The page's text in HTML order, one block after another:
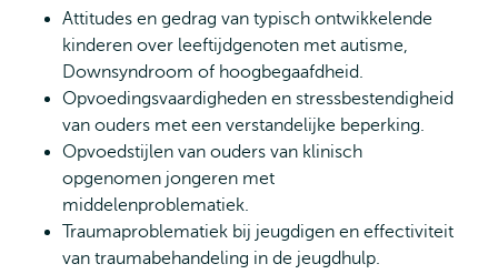
Attitudes en gedrag van typisch ontwikkelende
kinderen over leeftijdgenoten met autisme,
Downsyndroom of hoogbegaafdheid.
Opvoedingsvaardigheden en stressbestendigheid
van ouders met een verstandelijke beperking.
Opvoedstijlen van ouders van klinisch
opgenomen jongeren met
middelenproblematiek.
Traumaproblematiek bij jeugdigen en effectiviteit
van traumabehandeling in de jeugdhulp.